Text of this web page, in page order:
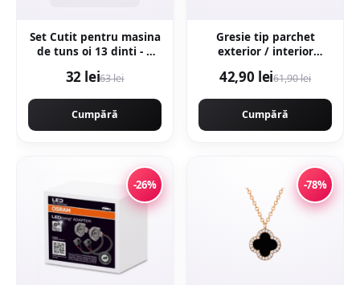
Set Cutit pentru masina
de tuns oi 13 dinti - 4
KRAFTNER KF-8395
32 lei63 lei
Cumpără
Gresie tip parchet
exterior / interior
cm mata portelanata42,90 lei61,90 lei
Cumpără
-26% -78%